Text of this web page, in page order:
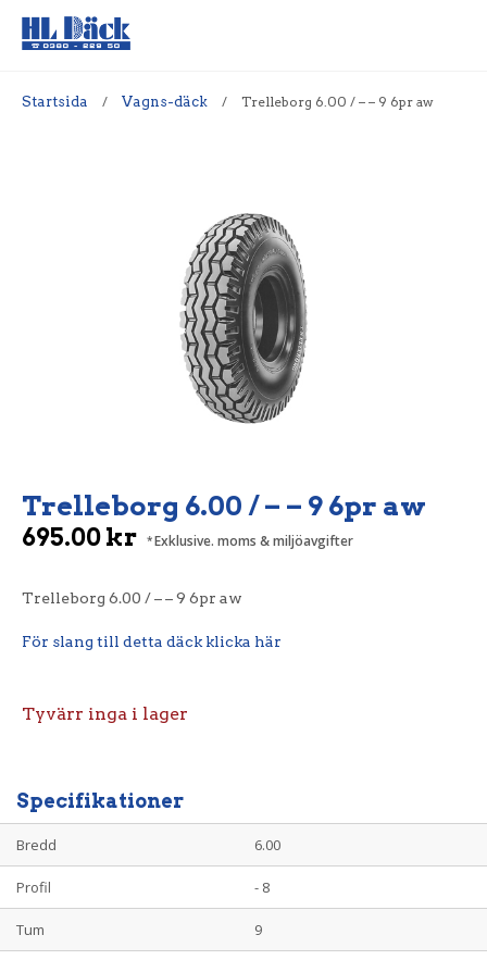
Startsida / Vagns-däck / Trelleborg 6.00 / – – 9 6pr aw
Trelleborg 6.00 / – – 9 6pr aw
695.00kr Exklusive. moms & miljöavgifter
Trelleborg 6.00 / – – 9 6pr aw
För slang till detta däck klicka här
Tyvärr inga i lager
Specifikationer
Bredd 6.00
Profil - 8
Tum 9